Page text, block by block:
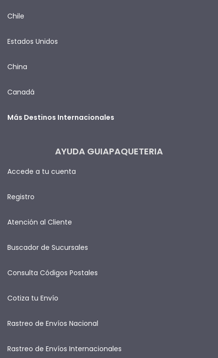
Chile
Estados Unidos
China
Canadá
Más Destinos Internacionales
AYUDA GUIAPAQUETERIA
Accede a tu cuenta
Registro
Atención al Cliente
Buscador de Sucursales
Consulta Códigos Postales
Cotiza tu Envío
Rastreo de Envíos Nacional
Rastreo de Envíos Internacionales